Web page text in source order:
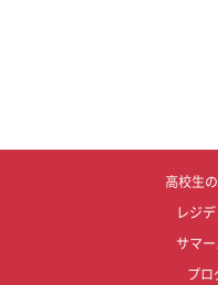
高校生
レジ
サマ
プロ